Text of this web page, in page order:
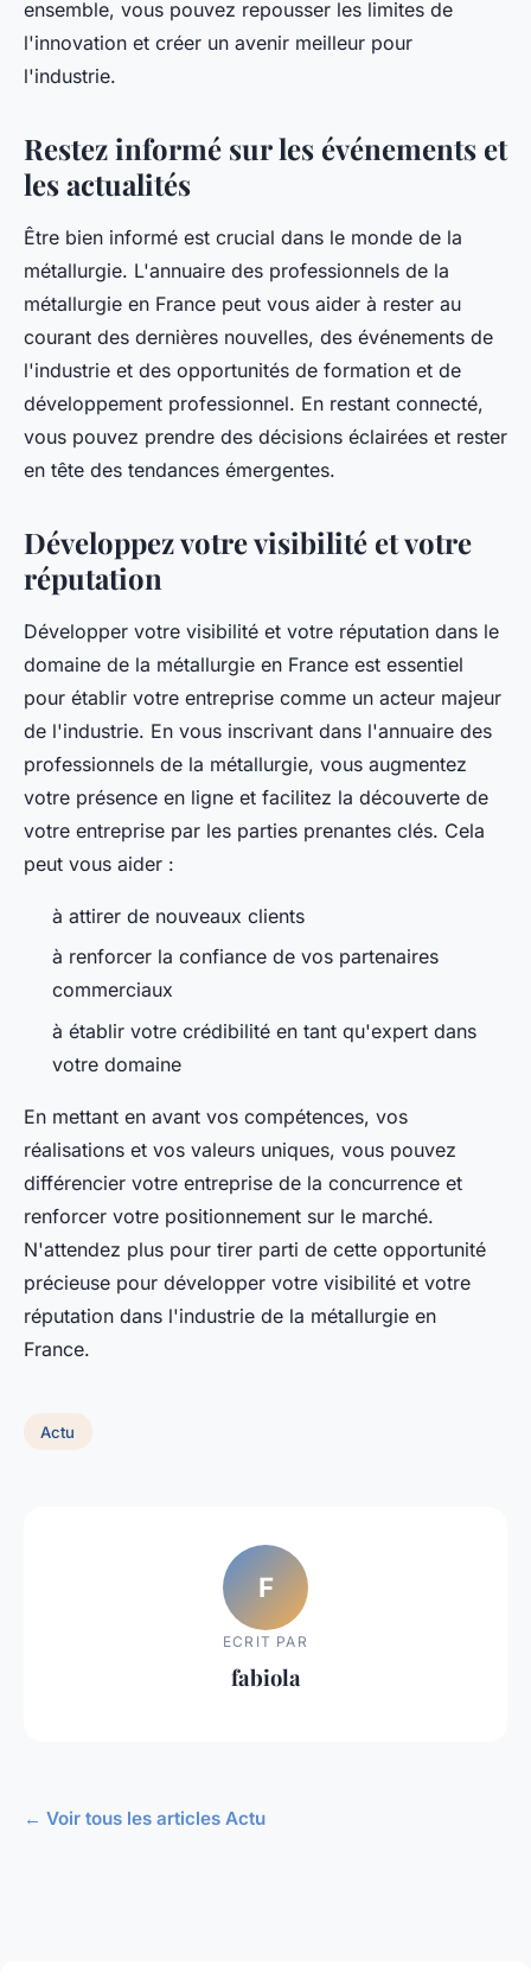
ensemble, vous pouvez repousser les limites de
l'innovation et créer un avenir meilleur pour
l'industrie.
Restez informé sur les événements et
les actualités
Être bien informé est crucial dans le monde de la
métallurgie. L'annuaire des professionnels de la
métallurgie en France peut vous aider à rester au
courant des dernières nouvelles, des événements de
l'industrie et des opportunités de formation et de
développement professionnel. En restant connecté,
vous pouvez prendre des décisions éclairées et rester
en tête des tendances émergentes.
Développez votre visibilité et votre
réputation
Développer votre visibilité et votre réputation dans le
domaine de la métallurgie en France est essentiel
pour établir votre entreprise comme un acteur majeur
de l'industrie. En vous inscrivant dans l'annuaire des
professionnels de la métallurgie, vous augmentez
votre présence en ligne et facilitez la découverte de
votre entreprise par les parties prenantes clés. Cela
peut vous aider :
à attirer de nouveaux clients
à renforcer la confiance de vos partenaires
commerciaux
à établir votre crédibilité en tant qu'expert dans
votre domaine
En mettant en avant vos compétences, vos
réalisations et vos valeurs uniques, vous pouvez
différencier votre entreprise de la concurrence et
renforcer votre positionnement sur le marché.
N'attendez plus pour tirer parti de cette opportunité
précieuse pour développer votre visibilité et votre
réputation dans l'industrie de la métallurgie en
France.
Actu
F
ECRIT PAR
fabiola
← Voir tous les articles Actu